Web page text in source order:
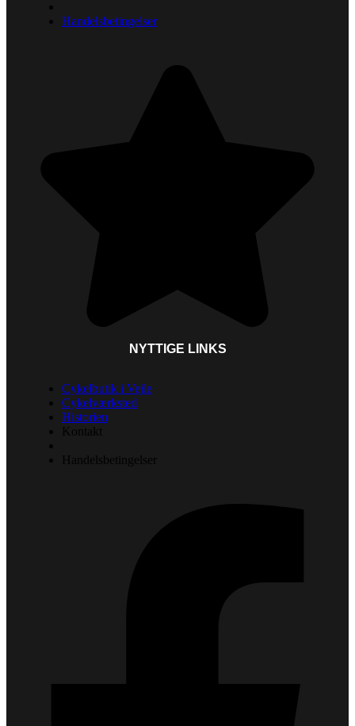
Handelsbetingelser
NYTTIGE LINKS
Cykelbutik i Vejle
Cykelværksted
Historien
Kontakt
Handelsbetingelser